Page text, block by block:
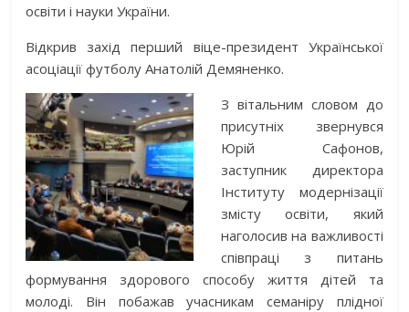
освіти і науки України.
Відкрив захід перший віце-президент Української
асоціації футболу Анатолій Демяненко.
З вітальним словом до
присутніх звернувся
Юрій Сафонов,
заступник директора
Інституту модернізації
змісту освіти, який
наголосив на важливості
співпраці з питань
формування здорового способу життя дітей та
молоді. Він побажав учасникам семаніру плідної